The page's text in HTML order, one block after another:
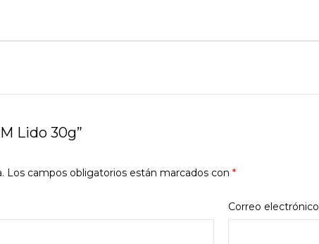
Lido 30g”
Los campos obligatorios están marcados con *
Correo electrónico